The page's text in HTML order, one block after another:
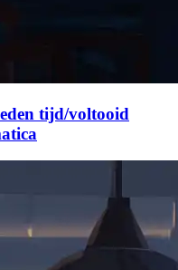
tijd/voltooid